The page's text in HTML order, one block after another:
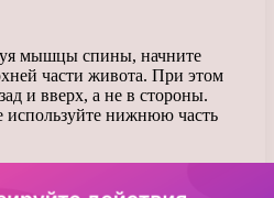
мышцы спины, начните
части живота. При этом
и вверх, а не в стороны.
нижнюю часть